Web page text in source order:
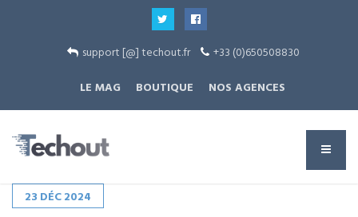
support [@] techout.fr
+33 (0)650508830
LE MAG
BOUTIQUE NOS AGENCES
23 DÉC2024